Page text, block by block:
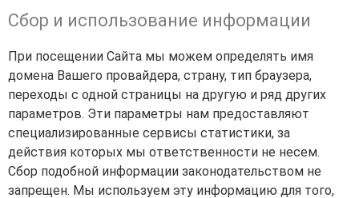
Сбор и использование информации
При посещении Сайта мы можем определять имя
домена Вашего провайдера, страну, тип браузера,
переходы с одной страницы на другую и ряд других
параметров. Эти параметры нам предоставляют
специализированные сервисы статистики, за
действия которых мы ответственности не несем.
Сбор подобной информации законодательством не
запрещен. Мы используем эту информацию для того,